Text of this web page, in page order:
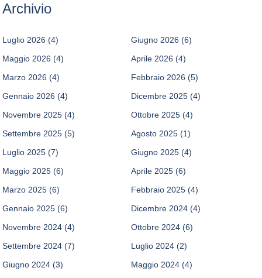
Archivio
Luglio 2026 (4) Giugno 2026 (6)
Maggio 2026 (4) Aprile 2026 (4)
Marzo 2026 (4) Febbraio 2026 (5)
Gennaio 2026 (4) Dicembre 2025 (4)
Novembre 2025 (4) Ottobre 2025 (4)
Settembre 2025 (5) Agosto 2025 (1)
Luglio 2025 (7) Giugno 2025 (4)
Maggio 2025 (6) Aprile 2025 (6)
Marzo 2025 (6) Febbraio 2025 (4)
Gennaio 2025 (6) Dicembre 2024 (4)
Novembre 2024 (4) Ottobre 2024 (6)
Settembre 2024 (7) Luglio 2024 (2)
Giugno 2024 (3) Maggio 2024 (4)